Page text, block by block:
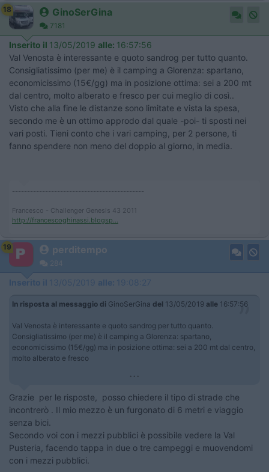
18 GinoSerGina
7181
Inserito il 13/05/2019 alle: 16:57:56
Val Venosta è interessante e quoto sandrog per tutto quanto.
Consigliatissimo (per me) è il camping a Glorenza: spartano,
economicissimo (15€/gg) ma in posizione ottima: sei a 200 mt
dal centro, molto alberato e fresco per cui meglio di così..
Visto che alla fine le distanze sono limitate e vista la spesa,
secondo me è un ottimo approdo dal quale -poi- ti sposti nei
vari posti. Tieni conto che i vari camping, per 2 persone, ti
fanno spendere non meno del doppio al giorno, in media.
--------------------------------------------
Francesco - Challenger Genesis 43 2011
http://francescoghinassi.blogsp...
19 perditempo
284
Inserito il 13/05/2019 alle: 19:08:27
In risposta al messaggio di GinoSerGina del 13/05/2019 alle 16:57:56
Val Venosta è interessante e quoto sandrog per tutto quanto.
Consigliatissimo (per me) è il camping a Glorenza: spartano,
economicissimo (15€/gg) ma in posizione ottima: sei a 200 mt dal centro,
molto alberato e fresco
...
Grazie per le risposte, posso chiedere il tipo di strade che
incontrerò . Il mio mezzo è un furgonato di 6 metri e viaggio
senza bici.
Secondo voi con i mezzi pubblici è possibile vedere la Val
Pusteria, facendo tappa in due o tre campeggi e muovendomi
con i mezzi pubblici.